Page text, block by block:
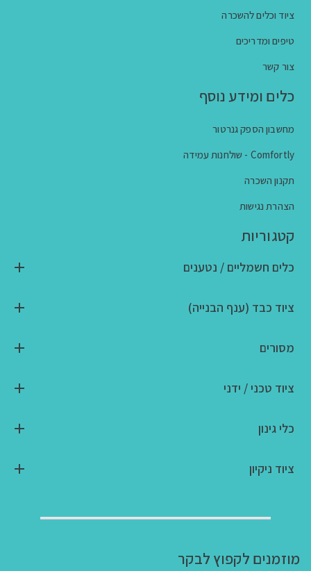
ציוד וכלים להשכרה
טיפים ומדריכים
צור קשר
כלים ומידע נוסף
מחשבון הספק גנרטור
Comfortly - שולחנות עמידה
תקנון השכרה
הצהרת נגישות
קטגוריות
כלים חשמליים / נטענים
ציוד כבד (ענף הבנייה)
מסורים
ציוד טכני / ידני
כלי גינון
ציוד ניקיון
מוזמנים לקפוץ לבקר